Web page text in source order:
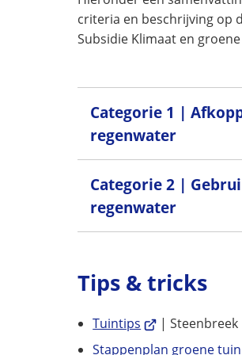
criteria en beschrijving op
Subsidie Klimaat en
Categorie 1 |
regenwater
Categorie 2 |
regenwater
Tips & tricks
Tuintips (Verwijst
naar
| Steenbreek
Stappenplan groene tuin